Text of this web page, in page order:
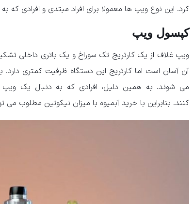
کرد. این نوع ویپ ها معمولا برای افراد مبتدی و افرادی
کپسول ویپ
ویپ غلاف از یک کارتریج تک سوراخ و یک باتری داخلی
آن آسان است اما کارتریج این دستگاه ظرفیت کمتری دارد.
می شوند. به همین دلیل، افرادی که به دنبال یک ویپ
کنند. بنابراین با خرید آبمیوه با میزان نیکوتین مطلوب می